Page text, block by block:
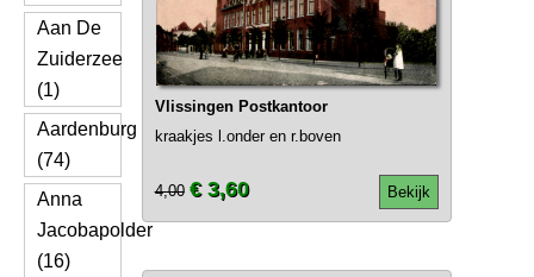
Aan De
Zuiderzee
(1)
Aardenburg
(74)
Anna
Jacobapolder
(16)
Vlissingen Postkantoor
kraakjes l.onder en r.boven
Bekijk
4,00 € 3,60